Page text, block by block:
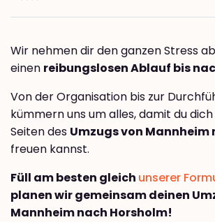
Wir nehmen dir den ganzen Stress
einen reibungslosen Ablauf bis
Von der Organisation bis zur
kümmern uns um alles, damit du
Seiten des Umzugs von Mannheim
freuen kannst.
Füll am besten gleich unserer
planen wir gemeinsam deinen
Mannheim nach Horsholm!